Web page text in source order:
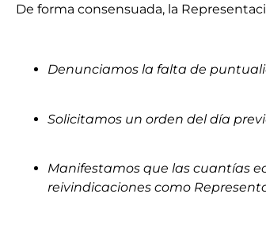
De forma consensuada, la
Denunciamos la falta de
Solicitamos un orden del día
Manifestamos que las cuantías
reivindicaciones como